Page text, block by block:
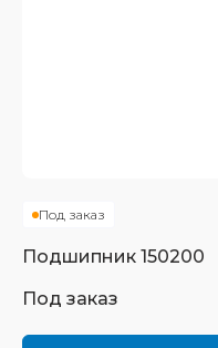
Под заказ
Подшипник 150200
Под заказ